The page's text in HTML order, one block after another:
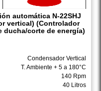
automática N-22SHJ
vertical) (Controlador
ducha/corte de energía)
Condensador Vertical
T. Ambiente + 5 a 180°C
140 Rpm
40 Litros